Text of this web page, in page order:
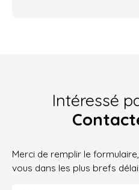
Intéressé
Merci de remplir le
vous dans les plus brefs